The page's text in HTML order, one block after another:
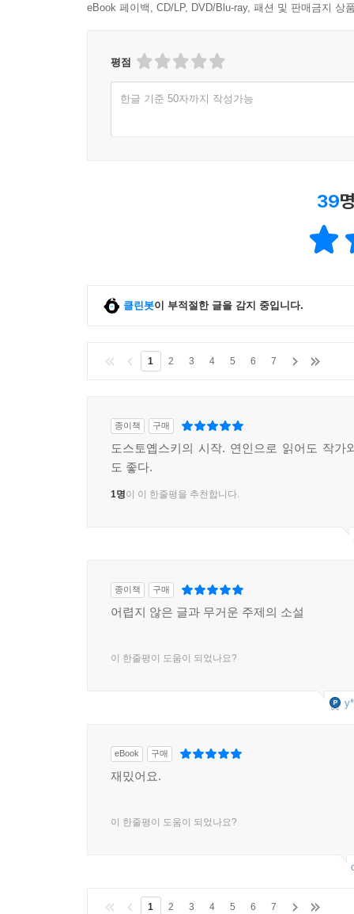
eBook 페이백, CD/LP, DVD/Blu-ray, 패션 및 판매금지 상
평점
한글 기준 50자까지 작성가능
39
클린봇이 부적절한 글을 감지 중입니다.
1 2 3 4 5 6 7
종이책 구매
도스토옙스키의 시작. 연인으로 읽어도 작가
도 좋다.
1명이 이 한줄평을 추천합니다.
종이책 구매
어렵지 않은 글과 무거운 주제의 소설
이 한줄평이 도움이 되었나요?
eBook 구매
재밌어요.
이 한줄평이 도움이 되었나요?
1 2 3 4 5 6 7